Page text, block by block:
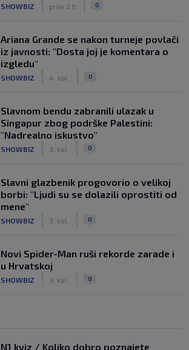
SHOWBIZ prije 2 h 0
Ariana Grande se nakon turneje povlači
iz javnosti: "Dosta joj je komentara o
izgledu"
SHOWBIZ 4. kol. 0
Slavnom bendu zabranili ulazak u
Singapur zbog podrške Palestini:
"Nadrealno iskustvo"
SHOWBIZ 3. kol. 0
Slavni glazbenik progovorio o velikoj
borbi: "Ljudi su se dolazili oprostiti od
mene"
SHOWBIZ 3. kol. 0
Novi Spider-Man ruši rekorde zarade i
u Hrvatskoj
SHOWBIZ 3. kol. 0
N1 kviz / Koliko dobro poznajete